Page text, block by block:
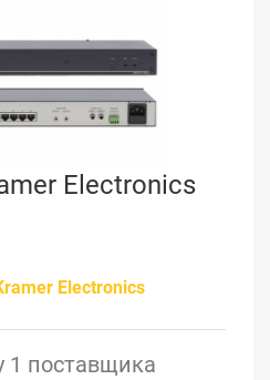
Electronics
Electronics
1 поставщика